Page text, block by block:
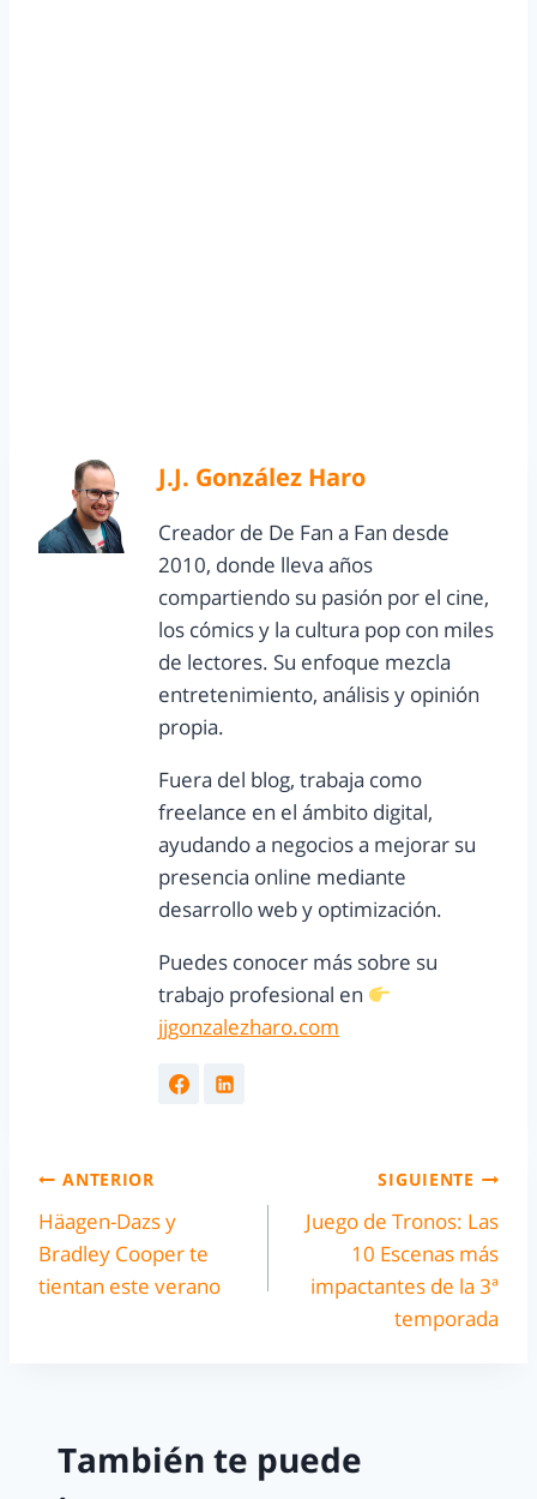
J.J. González Haro
Creador de De Fan a Fan desde
2010, donde lleva años
compartiendo su pasión por el cine,
los cómics y la cultura pop con miles
de lectores. Su enfoque mezcla
entretenimiento, análisis y opinión
propia.
Fuera del blog, trabaja como
freelance en el ámbito digital,
ayudando a negocios a mejorar su
presencia online mediante
desarrollo web y optimización.
Puedes conocer más sobre su
trabajo profesional en
jjgonzalezharo.com
ANTERIOR
Häagen-Dazs y
Bradley Cooper te
tientan este verano
SIGUIENTE
Juego de Tronos: Las
10 Escenas más
impactantes de la 3ª
temporada
También te puede